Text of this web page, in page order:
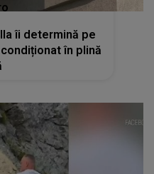
îi determină pe
în plină